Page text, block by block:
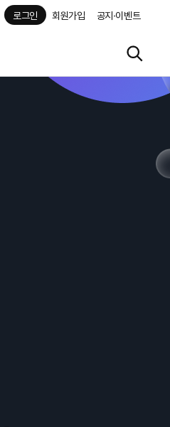
로그인 회원가입 공지·이벤트